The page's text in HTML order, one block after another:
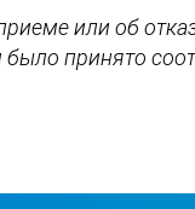
или об
было принято